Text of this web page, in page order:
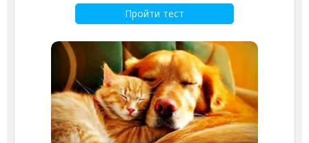
Пройти тест